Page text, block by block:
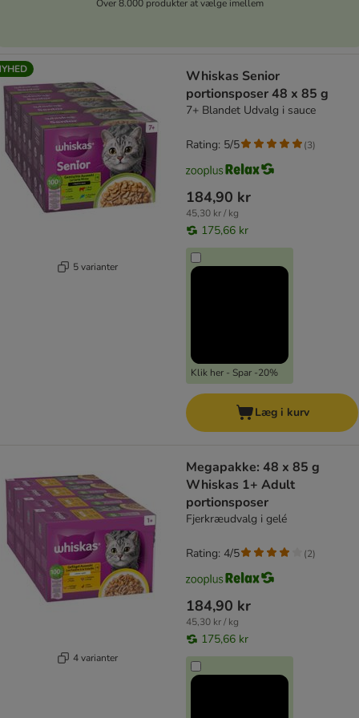
Over 8.000 produkter at vælge imellem
5 varianter
Whiskas Senior
portionsposer 48 x 85 g
7+ Blandet Udvalg i sauce
184,90 kr
45,30 kr / kg
175,66 kr
Klik her - Spar -20%
Rating: 5/5 (3)
Læg i kurv
4 varianter
Megapakke: 48 x 85 g
Whiskas 1+ Adult
portionsposer
Fjerkræudvalg i gelé
184,90 kr
45,30 kr / kg
175,66 kr
Rating: 4/5 (2)